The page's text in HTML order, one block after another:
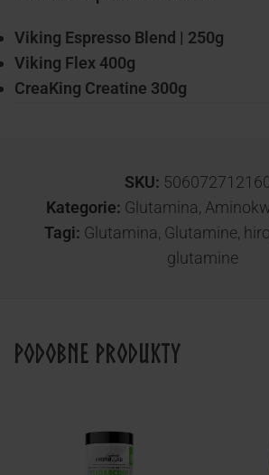
Viking Espresso Blend | 250g
Viking Flex 400g
CreaKing Creatine 300g
SKU:
Kategorie: Glutamina,
Tagi: Glutamina, Glutamine, hiro
glutamine
Podobne produkty